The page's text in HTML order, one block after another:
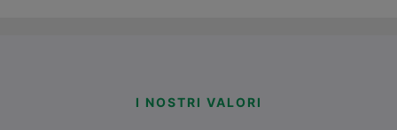
I NOSTRI VALORI